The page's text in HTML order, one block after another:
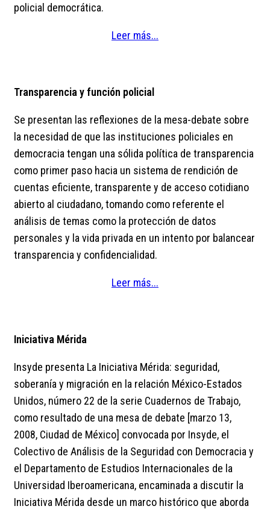
policial democrática.
Leer más...
Transparencia y función policial
Se presentan las reflexiones de la mesa-debate sobre
la necesidad de que las instituciones policiales en
democracia tengan una sólida política de transparencia
como primer paso hacia un sistema de rendición de
cuentas eficiente, transparente y de acceso cotidiano
abierto al ciudadano, tomando como referente el
análisis de temas como la protección de datos
personales y la vida privada en un intento por balancear
transparencia y confidencialidad.
Leer más...
Iniciativa Mérida
Insyde presenta La Iniciativa Mérida: seguridad,
soberanía y migración en la relación México-Estados
Unidos, número 22 de la serie Cuadernos de Trabajo,
como resultado de una mesa de debate [marzo 13,
2008, Ciudad de México] convocada por Insyde, el
Colectivo de Análisis de la Seguridad con Democracia y
el Departamento de Estudios Internacionales de la
Universidad Iberoamericana, encaminada a discutir la
Iniciativa Mérida desde un marco histórico que aborda